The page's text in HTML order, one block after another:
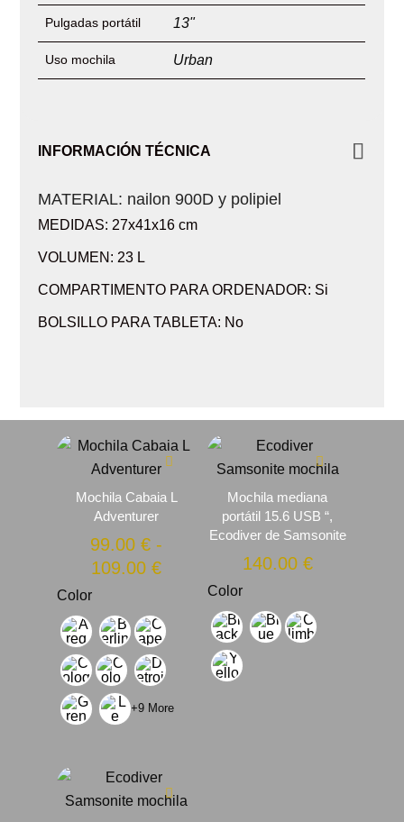
Pulgadas portátil 13"
Uso mochila Urban
INFORMACIÓN TÉCNICA
MATERIAL: nailon 900D y polipiel
MEDIDAS: 27x41x16 cm
VOLUMEN: 23 L
COMPARTIMENTO PARA ORDENADOR: Si
BOLSILLO PARA TABLETA: No
Mochila Cabaia L
Adventurer
99.00€ -
109.00€Rango
precios:
desde
99.00 €
hasta
109.00 €
Color
+9 More
Mochila mediana
portátil 15.6 USB “,
Ecodiver de Samsonite
140.00 €
Color